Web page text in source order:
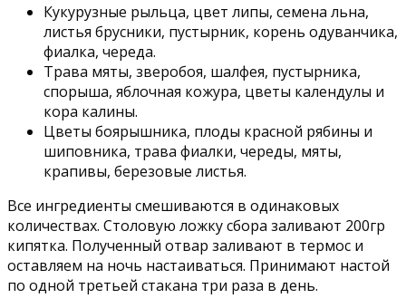
Кукурузные рыльца, цвет липы, семена льна,
листья брусники, пустырник, корень одуванчика,
фиалка, череда.
Трава мяты, зверобоя, шалфея, пустырника,
спорыша, яблочная кожура, цветы календулы и
кора калины.
Цветы боярышника, плоды красной рябины и
шиповника, трава фиалки, череды, мяты,
крапивы, березовые листья.
Все ингредиенты смешиваются в одинаковых
количествах. Столовую ложку сбора заливают 200гр
кипятка. Полученный отвар заливают в термос и
оставляем на ночь настаиваться. Принимают настой
по одной третьей стакана три раза в день.